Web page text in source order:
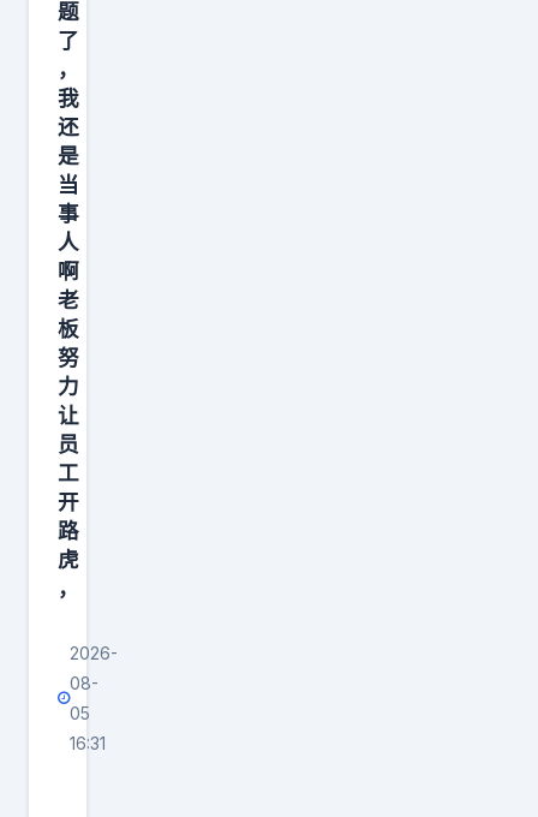
的
是
社
交
名
片
尊
界
M
P
V
题
了
，
我
还
是
当
事
人
啊
老
板
努
力
让
员
工
开
路
虎
，
2026-
08-
05
16:31